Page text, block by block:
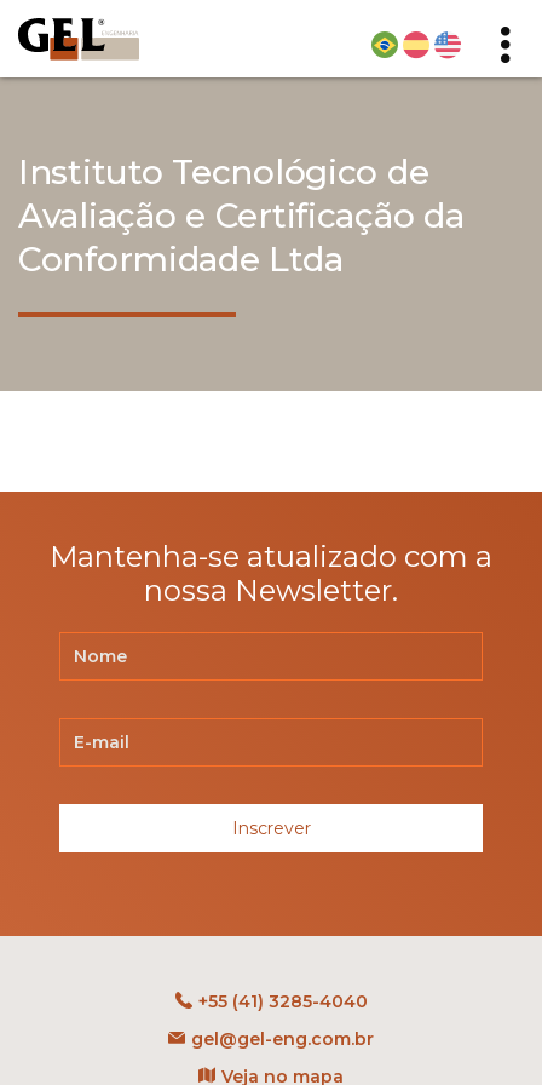
Instituto Tecnológico de
Avaliação e Certificação da
Conformidade Ltda
Mantenha-se atualizado com a
nossa Newsletter.
Inscrever
+55 (41) 3285-4040
gel@gel-eng.com.br
Veja no mapa